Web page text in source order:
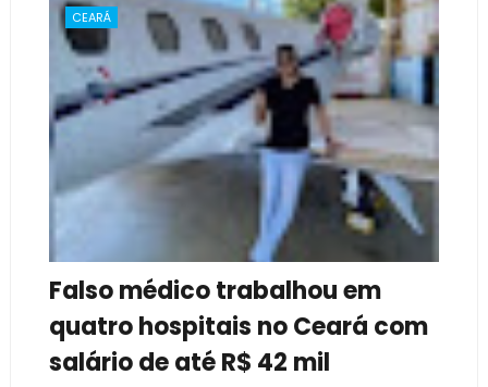
CEARÁ
Falso médico trabalhou em
quatro hospitais no Ceará com
salário de até R$ 42 mil